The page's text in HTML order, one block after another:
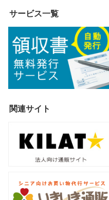
サービス一覧
関連サイト